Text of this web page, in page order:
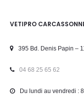
VETIPRO
395 Bd. Denis Papin –
04 68 25 65 62
Du lundi au vendredi :